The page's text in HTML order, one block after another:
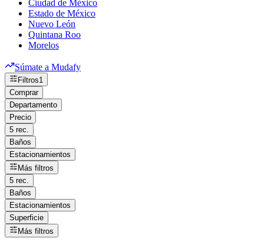
Ciudad de México
Estado de México
Nuevo León
Quintana Roo
Morelos
Súmate a Mudafy
Filtros1
Comprar
Departamento
Precio
5 rec.
Baños
Estacionamientos
Más filtros
5 rec.
Baños
Estacionamientos
Superficie
Más filtros